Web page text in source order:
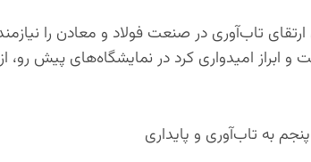
ارتقای تاب‌آوری در صنعت فولاد و معادن را
و ابراز امیدواری کرد در نمایشگاه‌های پیش
به تاب‌آوری و پایداری